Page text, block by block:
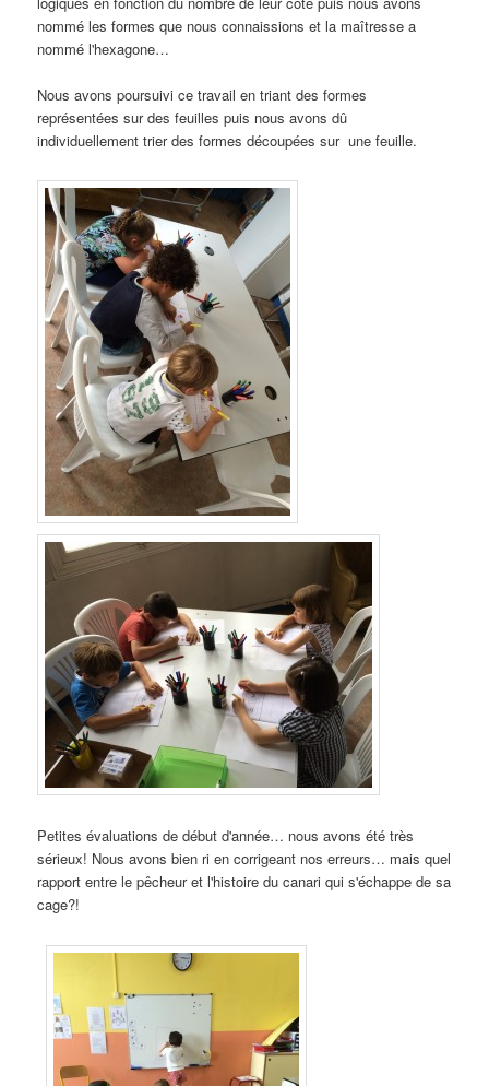
nommé les formes que nous connaissions et la maîtresse a
nommé l'hexagone…
Nous avons poursuivi ce travail en triant des formes
représentées sur des feuilles puis nous avons dû
individuellement trier des formes découpées sur une feuille.
Petites évaluations de début d'année… nous avons été très
sérieux! Nous avons bien ri en corrigeant nos erreurs… mais quel
rapport entre le pêcheur et l'histoire du canari qui s'échappe de sa
cage?!